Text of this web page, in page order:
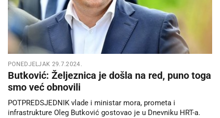
PONEDJELJAK 29.7.2024.
Butković: Željeznica je došla na red, puno toga
smo već obnovili
POTPREDSJEDNIK vlade i ministar mora, prometa i
infrastrukture Oleg Butković gostovao je u Dnevniku HRT-a.